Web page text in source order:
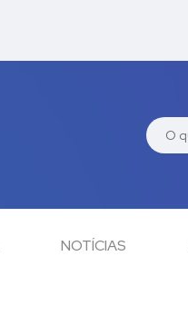
NOTÍCIAS